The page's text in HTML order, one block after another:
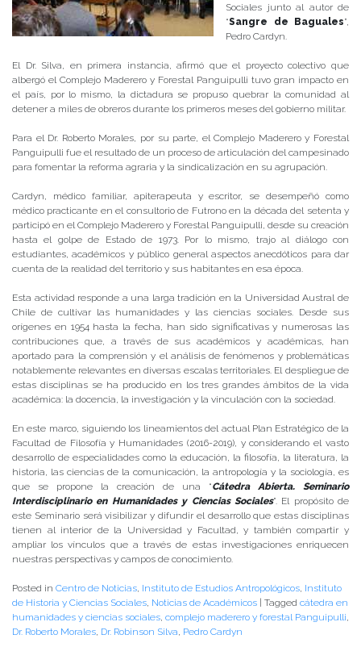
Sociales junto al autor de
“Sangre de Baguales”,
Pedro Cardyn.
El Dr. Silva, en primera instancia, afirmó que el proyecto colectivo que
albergó el Complejo Maderero y Forestal Panguipulli tuvo gran impacto en
el país, por lo mismo, la dictadura se propuso quebrar la comunidad al
detener a miles de obreros durante los primeros meses del gobierno militar.
Para el Dr. Roberto Morales, por su parte, el Complejo Maderero y Forestal
Panguipulli fue el resultado de un proceso de articulación del campesinado
para fomentar la reforma agraria y la sindicalización en su agrupación.
Cardyn, médico familiar, apiterapeuta y escritor, se desempeñó como
médico practicante en el consultorio de Futrono en la década del setenta y
participó en el Complejo Maderero y Forestal Panguipulli, desde su creación
hasta el golpe de Estado de 1973. Por lo mismo, trajo al diálogo con
estudiantes, académicos y público general aspectos anecdóticos para dar
cuenta de la realidad del territorio y sus habitantes en esa época.
Esta actividad responde a una larga tradición en la Universidad Austral de
Chile de cultivar las humanidades y las ciencias sociales. Desde sus
orígenes en 1954 hasta la fecha, han sido significativas y numerosas las
contribuciones que, a través de sus académicos y académicas, han
aportado para la comprensión y el análisis de fenómenos y problemáticas
notablemente relevantes en diversas escalas territoriales. El despliegue de
estas disciplinas se ha producido en los tres grandes ámbitos de la vida
académica: la docencia, la investigación y la vinculación con la sociedad.
En este marco, siguiendo los lineamientos del actual Plan Estratégico de la
Facultad de Filosofía y Humanidades (2016-2019), y considerando el vasto
desarrollo de especialidades como la educación, la filosofía, la literatura, la
historia, las ciencias de la comunicación, la antropología y la sociología, es
que se propone la creación de una “Cátedra Abierta. Seminario
Interdisciplinario en Humanidades y Ciencias Sociales”. El propósito de
este Seminario será visibilizar y difundir el desarrollo que estas disciplinas
tienen al interior de la Universidad y Facultad, y también compartir y
ampliar los vínculos que a través de estas investigaciones enriquecen
nuestras perspectivas y campos de conocimiento.
Posted in Centro de Noticias, Instituto de Estudios Antropológicos, Instituto
de Historia y Ciencias Sociales, Noticias de Académicos | Tagged cátedra en
humanidades y ciencias sociales, complejo maderero y forestal Panguipulli,
Dr. Roberto Morales, Dr. Robinson Silva, Pedro Cardyn